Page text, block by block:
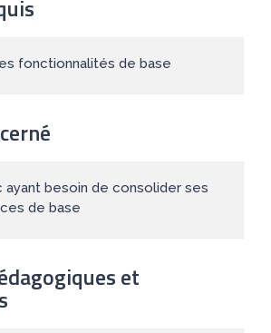
fonctionnalités de base
ayant besoin de consolider ses
de base
et